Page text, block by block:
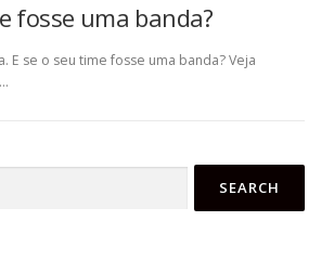
fosse uma banda?
E se o seu time fosse uma banda? Veja